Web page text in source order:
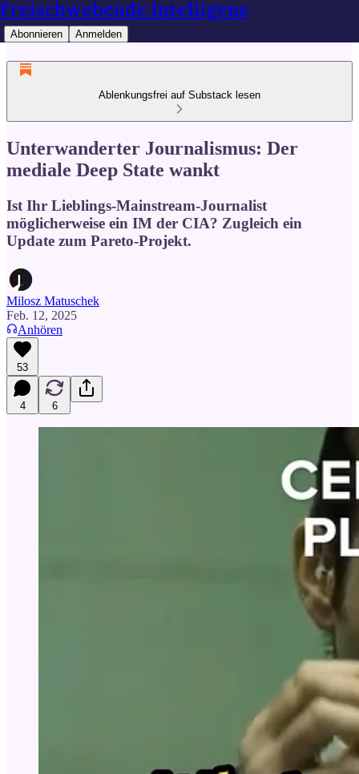
Freischwebende Intelligenz
Abonnieren Anmelden
Ablenkungsfrei auf Substack lesen
Unterwanderter Journalismus: Der
mediale Deep State wankt
Ist Ihr Lieblings-Mainstream-Journalist
möglicherweise ein IM der CIA? Zugleich ein
Update zum Pareto-Projekt.
Milosz Matuschek
Feb. 12, 2025
Anhören
53
4 6